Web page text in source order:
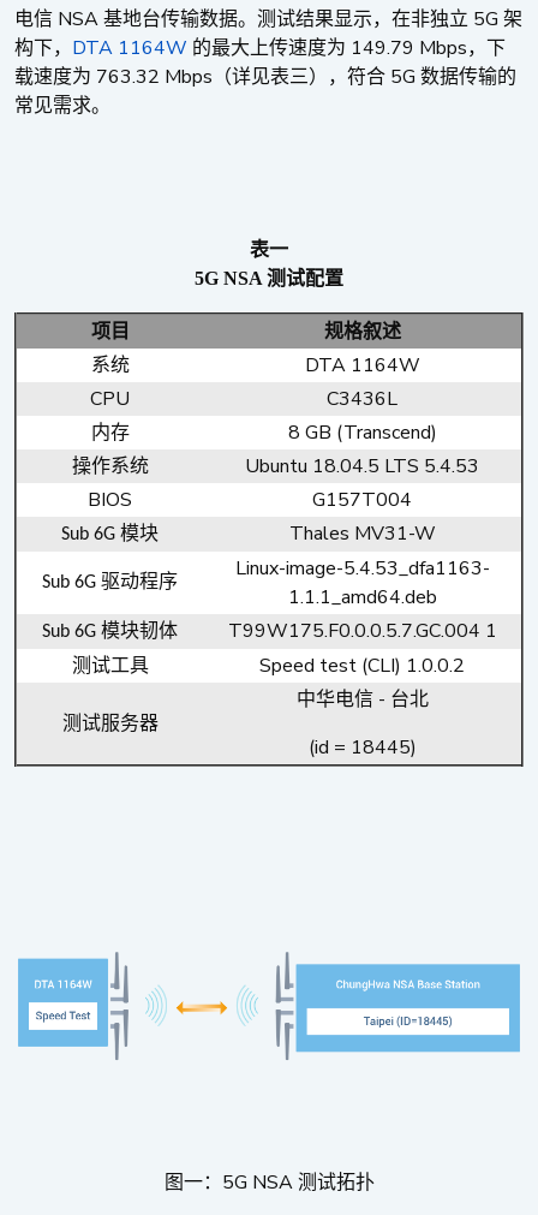
电信 NSA 基地台传输数据。测试结果显示，在非独立 5G 架
构下， DTA 1164W 的最大上传速度为 149.79 Mbps，下
载速度为 763.32 Mbps （详见表三），符合 5G 数据传输的
常见需求。
表一
5G NSA 测试配置
项目
规格叙述
系统
DTA 1164W
CPU
C3436L
内存 8 GB (Transcend)
操作系统
Ubuntu 18.04.5 LTS 5.4.53
BIOS
G157T004
Sub 6G 模块 Thales MV31-W
Sub 6G 驱动程序
Linux-image-5.4.53_dfa1163-
1.1.1_amd64.deb
Sub 6G 模块韧体 T99W175.F0.0.0.5.7.GC.004 1
测试工具 Speed test (CLI) 1.0.0.2
测试服务器
中华电信- 台北
(id = 18445)
图一： 5G NSA 测试拓扑